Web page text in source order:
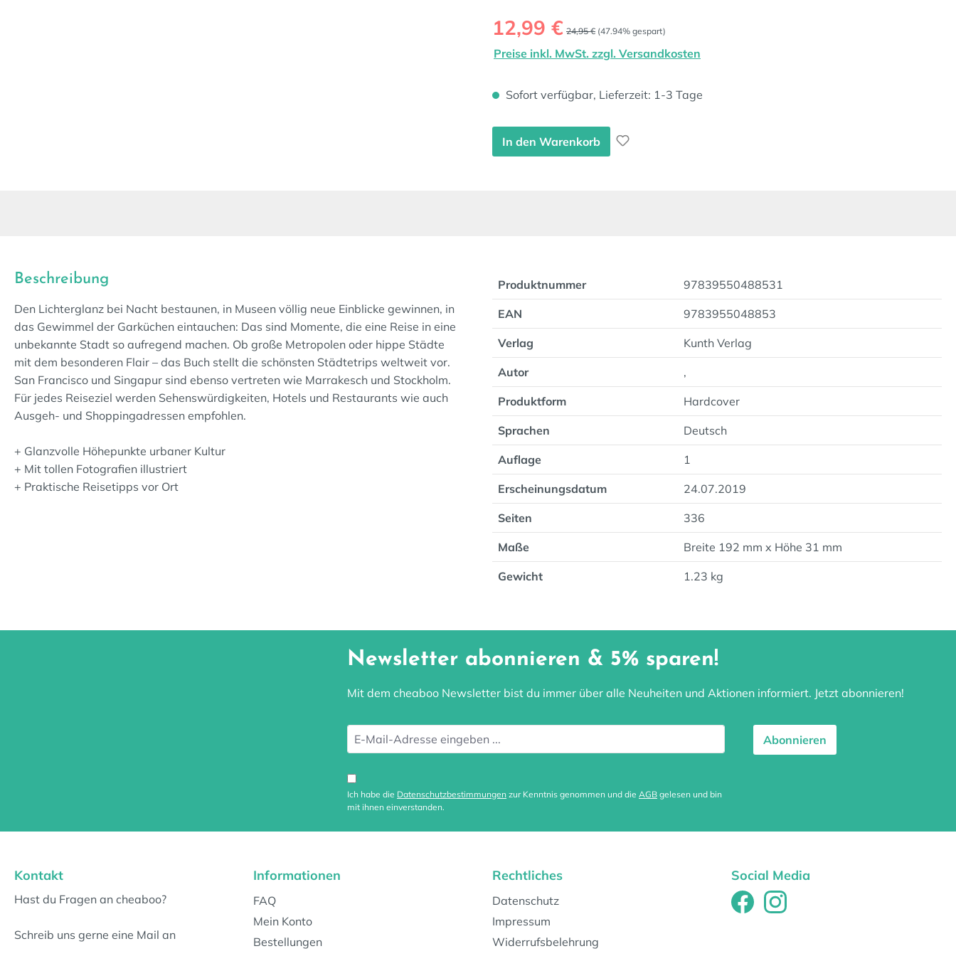
Verkaufspreis:
12,99 € Regulärer Preis:
24,95 € (47.94% gespart)
Preise inkl. MwSt. zzgl. Versandkosten
Sofort verfügbar, Lieferzeit: 1-3 Tage
In den Warenkorb
Beschreibung
Den Lichterglanz bei Nacht bestaunen, in Museen völlig neue Einblicke gewinnen, in
das Gewimmel der Garküchen eintauchen: Das sind Momente, die eine Reise in eine
unbekannte Stadt so aufregend machen. Ob große Metropolen oder hippe Städte
mit dem besonderen Flair – das Buch stellt die schönsten Städtetrips weltweit vor.
San Francisco und Singapur sind ebenso vertreten wie Marrakesch und Stockholm.
Für jedes Reiseziel werden Sehenswürdigkeiten, Hotels und Restaurants wie auch
Ausgeh- und Shoppingadressen empfohlen.
+ Glanzvolle Höhepunkte urbaner Kultur
+ Mit tollen Fotografien illustriert
+ Praktische Reisetipps vor Ort
Produktnummer 97839550488531
EAN 9783955048853
Verlag Kunth Verlag
Autor ,
Produktform Hardcover
Sprachen Deutsch
Auflage 1
Erscheinungsdatum 24.07.2019
Seiten 336
Maße Breite 192 mm x Höhe 31 mm
Gewicht 1.23 kg
Newsletter abonnieren & 5% sparen!
Mit dem cheaboo Newsletter bist du immer über alle Neuheiten und Aktionen informiert. Jetzt abonnieren!
Ich habe die Datenschutzbestimmungen zur Kenntnis genommen und die AGB gelesen und bin
mit ihnen einverstanden.
Abonnieren
Kontakt
Hast du Fragen an cheaboo?
Schreib uns gerne eine Mail an
Informationen
FAQ
Mein Konto
Bestellungen
Rechtliches
Datenschutz
Impressum
Widerrufsbelehrung
Social Media